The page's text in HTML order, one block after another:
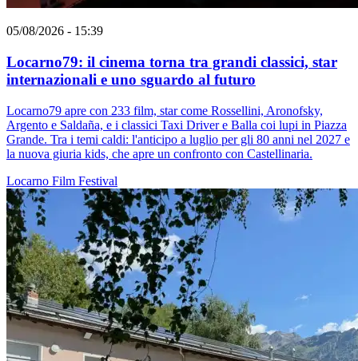
05/08/2026 - 15:39
Locarno79: il cinema torna tra grandi classici, star
internazionali e uno sguardo al futuro
Locarno79 apre con 233 film, star come Rossellini, Aronofsky,
Argento e Saldaña, e i classici Taxi Driver e Balla coi lupi in Piazza
Grande. Tra i temi caldi: l'anticipo a luglio per gli 80 anni nel 2027 e
la nuova giuria kids, che apre un confronto con Castellinaria.
Locarno Film Festival